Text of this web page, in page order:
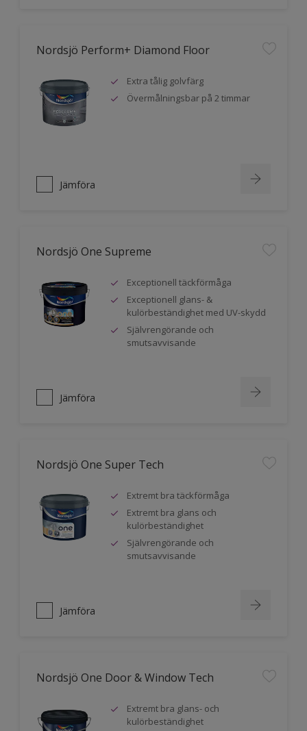
Nordsjö Perform+ Diamond Floor
Extra tålig golvfärg
Övermålningsbar på 2 timmar
Jämföra
Nordsjö One Supreme
Exceptionell täckförmåga
Exceptionell glans- &
kulörbeständighet med UV-skydd
Självrengörande och
smutsavvisande
Jämföra
Nordsjö One Super Tech
Extremt bra täckförmåga
Extremt bra glans och
kulörbeständighet
Självrengörande och
smutsavvisande
Jämföra
Nordsjö One Door & Window Tech
Extremt bra glans- och
kulörbeständighet